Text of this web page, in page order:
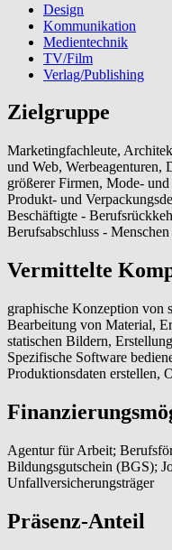
Design
Kommunikation
Medientechnik
TV/Film
Verlag/Publishing
Zielgruppe
Marketingfachleute,
und Web, Werbeagenturen,
größerer Firmen, Mode-
Produkt- und
Beschäftigte -
Berufsabschluss -
Vermittelte
graphische Konzeption von
Bearbeitung von Material,
statischen Bildern,
Spezifische Software
Produktionsdaten erstellen,
Agentur für Arbeit;
Bildungsgutschein (BGS);
Unfallversicherungsträger
Präsenz-Anteil